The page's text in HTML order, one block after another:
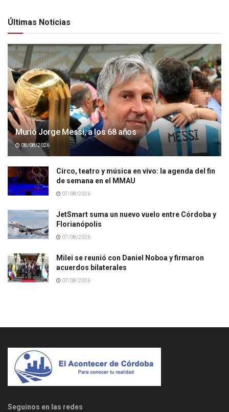
Últimas Noticias
Murió Jorge Messi, a los 68 años
08/08/2026
Circo, teatro y música en vivo: la agenda del fin
de semana en el MMAU
07/08/2026
JetSmart suma un nuevo vuelo entre Córdoba y
Florianópolis
07/08/2026
Milei se reunió con Daniel Noboa y firmaron
acuerdos bilaterales
07/08/2026
Seguinos en las redes